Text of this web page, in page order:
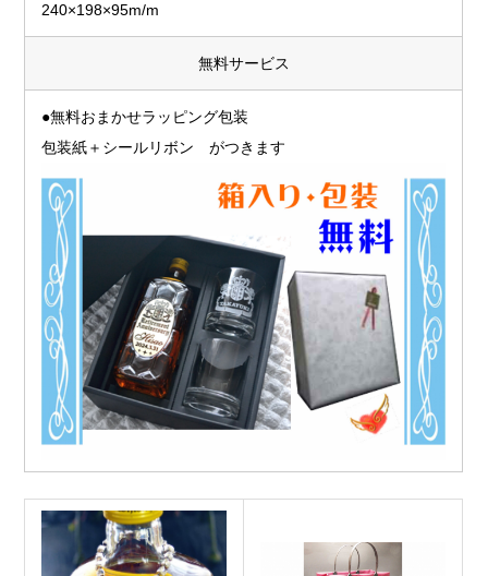
240×198×95m/m
無料サービス
●無料おまかせラッピング包装
包装紙＋シールリボン がつきます